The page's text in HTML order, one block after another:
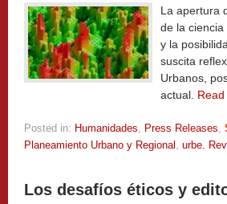
La apertura
de la
y la
suscita
Urbanos,
actual.
Posted in: Humanidades, Press Releases,
Planeamiento Urbano y Regional , urbe.
Los desafíos éticos y